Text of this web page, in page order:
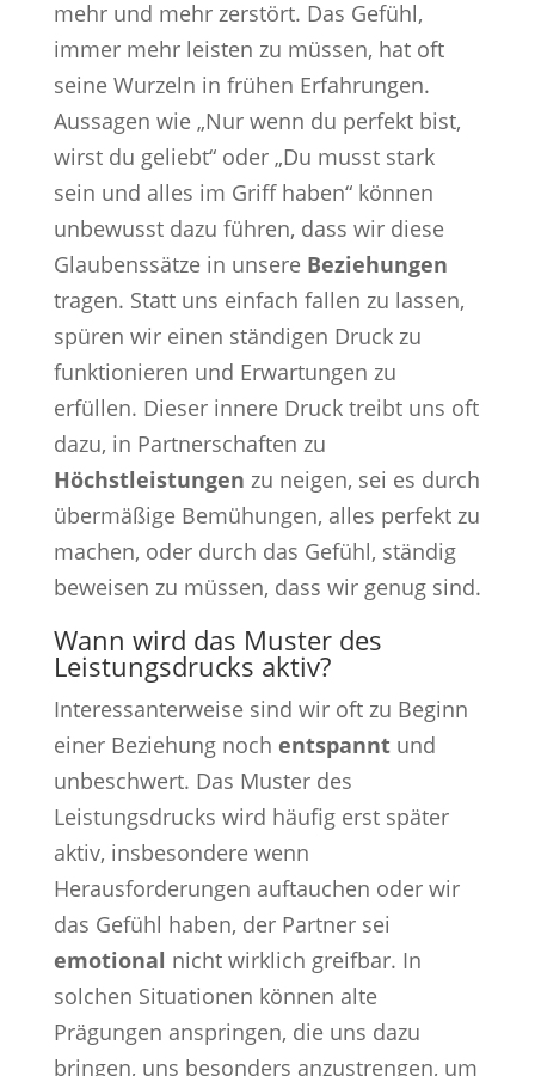
mehr und mehr zerstört. Das Gefühl,
immer mehr leisten zu müssen, hat oft
seine Wurzeln in frühen Erfahrungen.
Aussagen wie „Nur wenn du perfekt bist,
wirst du geliebt“ oder „Du musst stark
sein und alles im Griff haben“ können
unbewusst dazu führen, dass wir diese
Glaubenssätze in unsere Beziehungen
tragen. Statt uns einfach fallen zu lassen,
spüren wir einen ständigen Druck zu
funktionieren und Erwartungen zu
erfüllen. Dieser innere Druck treibt uns oft
dazu, in Partnerschaften zu
Höchstleistungen zu neigen, sei es durch
übermäßige Bemühungen, alles perfekt zu
machen, oder durch das Gefühl, ständig
beweisen zu müssen, dass wir genug sind.
Wann wird das Muster des
Leistungsdrucks aktiv?
Interessanterweise sind wir oft zu Beginn
einer Beziehung noch entspanntund
unbeschwert. Das Muster des
Leistungsdrucks wird häufig erst später
aktiv, insbesondere wenn
Herausforderungen auftauchen oder wir
das Gefühl haben, der Partner sei
emotional nicht wirklich greifbar. In
solchen Situationen können alte
Prägungen anspringen, die uns dazu
bringen, uns besonders anzustrengen, um